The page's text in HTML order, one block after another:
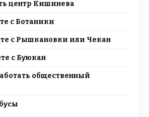
центр Кишинева
с Ботаники
с Рышкановки или Чекан
с Буюкан
общественный